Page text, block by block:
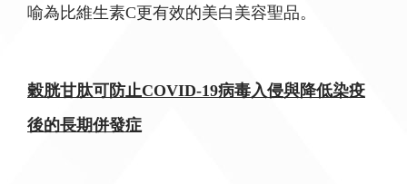
喻為比維生素C更有效的美白美容聖品。
穀胱甘肽可防止COVID-19病毒入侵與降低染疫
後的長期併發症